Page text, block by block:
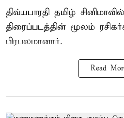
திவ்யபாரதி தமிழ்
திரைப்படத்தின் மூலம்
பிரபலமானார்.
Read